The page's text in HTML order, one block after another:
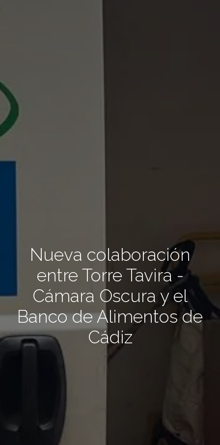
Nueva colaboración
entre Torre Tavira -
Cámara Oscura y el
Banco de Alimentos de
Cádiz